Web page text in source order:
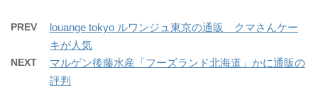
PREV
louange tokyo ルワンジュ東京の通販 クマさんケー
キが人気
NEXT
マルゲン後藤水産「フーズランド北海道」かに通販の
評判